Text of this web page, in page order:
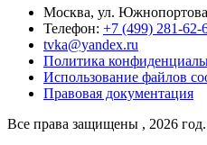
Москва, ул.
Телефон: +7 (499) 281-62-
tvka@yandex.ru
Политика
Использование файлов
Правовая документация
Все права защищены , 2026 год.